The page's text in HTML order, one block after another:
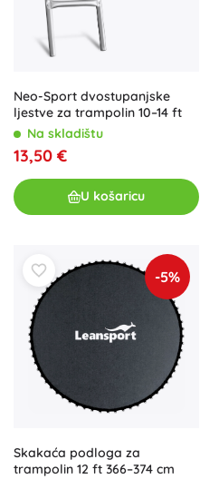
Neo-Sport dvostupanjske
ljestve za trampolin 10–14 ft
Na skladištu
13,50 €
U košaricu
-5%
Skakaća podloga za
trampolin 12 ft 366–374 cm